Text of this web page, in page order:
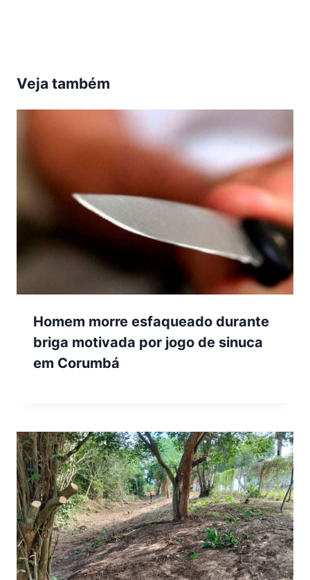
Veja também
Homem morre esfaqueado durante
briga motivada por jogo de sinuca
em Corumbá